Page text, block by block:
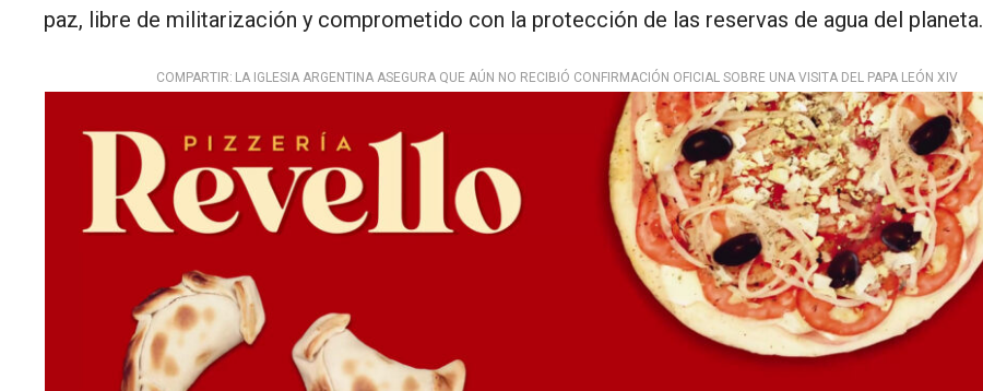
paz, libre de militarización y comprometido con la protección de las reservas de agua del planeta.
COMPARTIR: LA IGLESIA ARGENTINA ASEGURA QUE AÚN NO RECIBIÓ CONFIRMACIÓN OFICIAL SOBRE UNA VISITA DEL PAPA LEÓN XIV